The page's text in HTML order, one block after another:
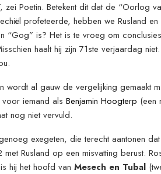
zei Poetin. Betekent dit dat de
profeteerde, hebben we Rusland en
“Gog” is? Het is te vroeg om
haalt hij zijn 71ste verjaardag
wordt al gauw de vergelijking gemaakt
iemand als Benjamin Hoogterp (een
nog niet vervuld.
exegeten, die terecht aantonen
met Rusland op een misvatting berust.
hij het hoofd van Mesech en Tubal